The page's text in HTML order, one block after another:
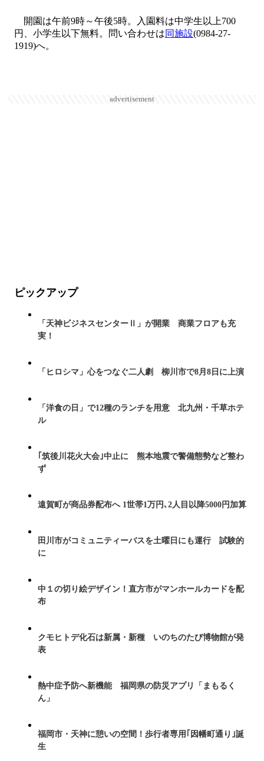
開園は午前9時～午後5時。入園料は中学生以上700
円、小学生以下無料。問い合わせは同施設(0984-27-
1919)へ。
advertisement
ピックアップ
「天神ビジネスセンターⅡ」が開業 商業フロアも充
実！
「ヒロシマ」心をつなぐ二人劇 柳川市で8月8日に上演
「洋食の日」で12種のランチを用意 北九州・千草ホテ
ル
｢筑後川花火大会｣中止に 熊本地震で警備態勢など整わ
ず
遠賀町が商品券配布へ 1世帯1万円､2人目以降5000円加算
田川市がコミュニティーバスを土曜日にも運行 試験的
に
中１の切り絵デザイン！直方市がマンホールカードを配
布
クモヒトデ化石は新属・新種 いのちのたび博物館が発
表
熱中症予防へ新機能 福岡県の防災アプリ「まもるく
ん」
福岡市・天神に憩いの空間！歩行者専用｢因幡町通り｣誕
生